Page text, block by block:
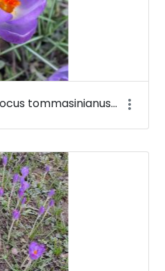
20260225_134039 Crocus tommasinianus &#39;Barr&#39;s Purple&#39;